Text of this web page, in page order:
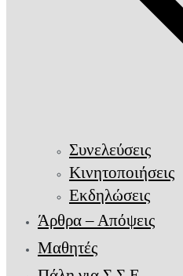
Συνελεύσεις
Κινητοποιήσεις
Εκδηλώσεις
Άρθρα – Απόψεις
Μαθητές